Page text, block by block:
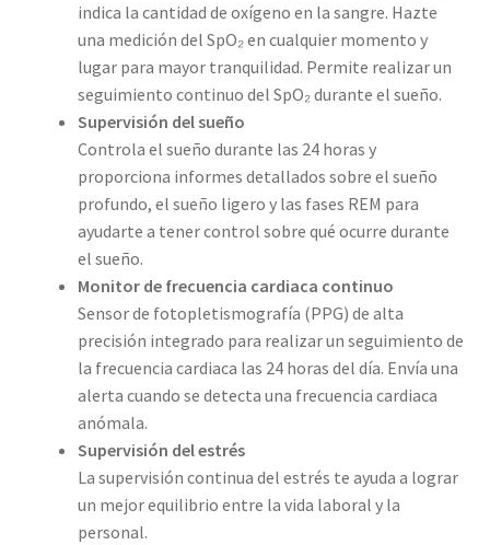
indica la cantidad de oxígeno en la sangre. Hazte
una medición del SpO₂ en cualquier momento y
lugar para mayor tranquilidad. Permite realizar un
seguimiento continuo del SpO₂ durante el sueño.
Supervisión del sueño
Controla el sueño durante las 24 horas y
proporciona informes detallados sobre el sueño
profundo, el sueño ligero y las fases REM para
ayudarte a tener control sobre qué ocurre durante
el sueño.
Monitor de frecuencia cardiaca continuo
Sensor de fotopletismografía (PPG) de alta
precisión integrado para realizar un seguimiento de
la frecuencia cardiaca las 24 horas del día. Envía una
alerta cuando se detecta una frecuencia cardiaca
anómala.
Supervisión del estrés
La supervisión continua del estrés te ayuda a lograr
un mejor equilibrio entre la vida laboral y la
personal.